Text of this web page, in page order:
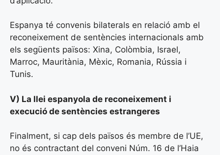
Espanya té convenis bilaterals en relació amb el
reconeixement de sentències internacionals amb
els següents països: Xina, Colòmbia, Israel,
Marroc, Mauritània, Mèxic, Romania, Rússia i
Tunis.
V) La llei espanyola de reconeixement i
execució de sentències estrangeres
Finalment, si cap dels països és membre de l’UE,
no és contractant del conveni Núm. 16 de l’Haia